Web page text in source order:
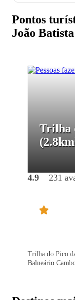
Pontos
João Batista
Trilha
4.9 231
Trilha do Pico
Balneário